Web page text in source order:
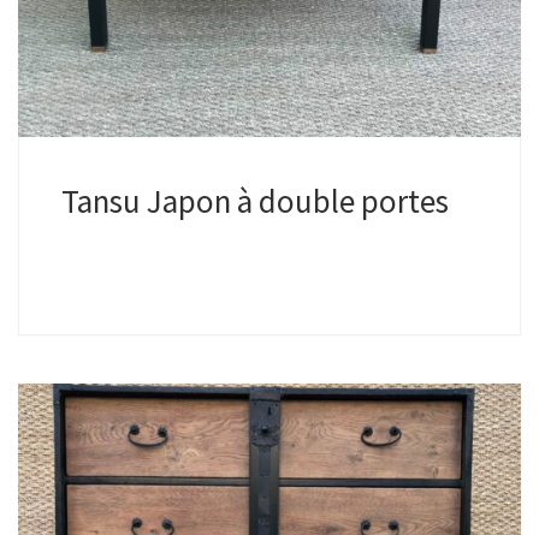
Tansu Japon à double portes